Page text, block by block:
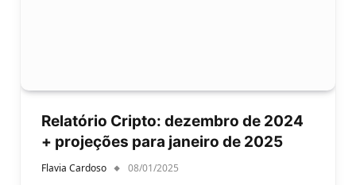
Relatório Cripto: dezembro de 2024
+ projeções para janeiro de 2025
Flavia Cardoso 08/01/2025